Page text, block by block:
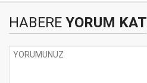
HABERE YORUM KAT